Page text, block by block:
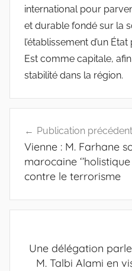
international pour
et durable fondé sur la
l’établissement d’un
Est comme capitale,
stabilité dans la région.
de
l’article
Publication
Vienne : M. Farhane
marocaine
contre le terrorisme
Une délégation
M. Talbi Alami en